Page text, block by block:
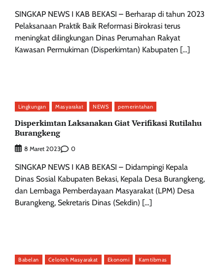
SINGKAP NEWS I KAB BEKASI – Berharap di tahun 2023
Pelaksanaan Praktik Baik Reformasi Birokrasi terus
meningkat dilingkungan Dinas Perumahan Rakyat
Kawasan Permukiman (Disperkimtan) Kabupaten […]
Lingkungan Masyarakat NEWS pemerintahan
Disperkimtan Laksanakan Giat Verifikasi Rutilahu
Burangkeng
8 Maret 2023 0
SINGKAP NEWS I KAB BEKASI – Didampingi Kepala
Dinas Sosial Kabupaten Bekasi, Kepala Desa Burangkeng,
dan Lembaga Pemberdayaan Masyarakat (LPM) Desa
Burangkeng, Sekretaris Dinas (Sekdin) […]
Babelan Celoteh Masyarakat Ekonomi
Kamtibmas